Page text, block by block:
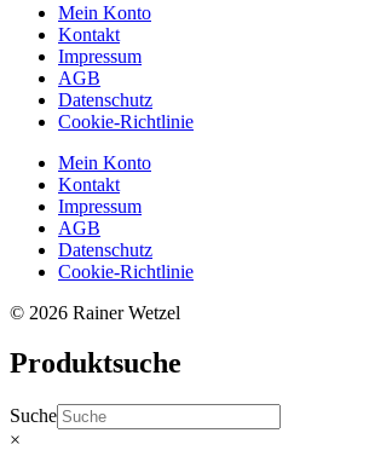
Mein Konto
Kontakt
Impressum
AGB
Datenschutz
Cookie-Richtlinie
Mein Konto
Kontakt
Impressum
AGB
Datenschutz
Cookie-Richtlinie
© 2026 Rainer Wetzel
Produktsuche
Suche
×